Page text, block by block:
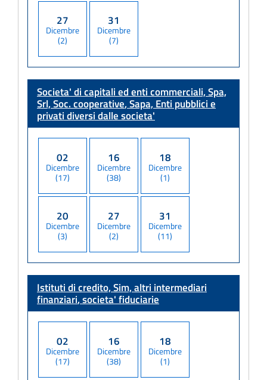
27
Dicembre
(2)
31
Dicembre
(7)
Societa' di capitali ed enti commerciali, Spa,
Srl, Soc. cooperative, Sapa, Enti pubblici e
privati diversi dalle societa'
02
Dicembre
(17)
16
Dicembre
(38)
18
Dicembre
(1)
20
Dicembre
(3)
27
Dicembre
(2)
31
Dicembre
(11)
Istituti di credito, Sim, altri intermediari
finanziari, societa' fiduciarie
02
Dicembre
(17)
16
Dicembre
(38)
18
Dicembre
(1)